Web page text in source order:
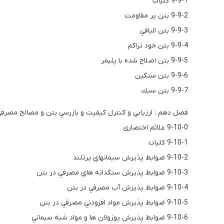
9-9-2 بتن پر مقاومت
9-9-3 بتن اليافي
9-9-4 بتن خود تراكم
9-9-5 بتن اصلاح شده با پليمر
9-9-6 بتن سنگين
9-9-7 بتن سبك
فصل دهم : ارزيابي و كنترل كيفيت و بازرسي بتن و مصالح
9-10-0 علائم اختصاری
9-10-1 كليات
9-10-2 ضوابط پذيرش سيمانهاي پرتلند
9-10-3 ضوابط پذيرش سنگدانه هاي مصرفي در بتن
9-10-4 ضوابط پذيرش آب مصرفي در بتن
9-10-5 ضوابط پذيرش مواد افزودني مصرفي در بتن
9-10-6 ضوابط پذيرش پوزولان ها و مواد شبه سيماني